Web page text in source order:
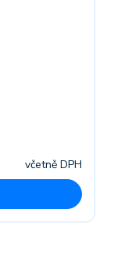
včetně DPH